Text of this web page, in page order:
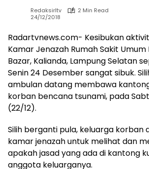
Redaksirltv
2 Min Read
24/12/2018
Radartvnews.com- Kesibukan
Kamar Jenazah Rumah Sakit
Bazar, Kalianda, Lampung Selatan
Senin 24 Desember sangat sibuk.
ambulan datang membawa
korban bencana tsunami, pada
(22/12).
Silih berganti pula, keluarga korban
kamar jenazah untuk melihat dan
apakah jasad yang ada di kantong
anggota keluarganya.